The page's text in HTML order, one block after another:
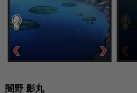
闇野 影丸